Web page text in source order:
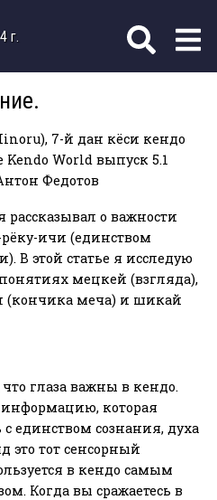
г.
7-й дан кёси кендо
World выпуск 5.1
Федотов
рассказывал о важности
ичи (единством
В этой статье я исследую
мецкей (взгляда),
(кончика меча) и шикай
глаза важны в кендо.
которая
с единством сознания, духа
это тот сенсорный
в кендо самым
Когда вы сражаетесь в